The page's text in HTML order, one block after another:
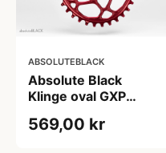
ABSOLUTEBLACK
Absolute Black
Klinge oval GXP
Rød (Antal tænder:
569,00 kr